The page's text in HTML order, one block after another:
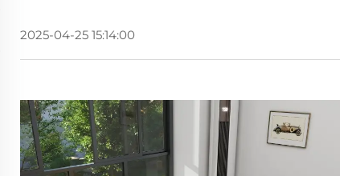
2025-04-25 15:14:00